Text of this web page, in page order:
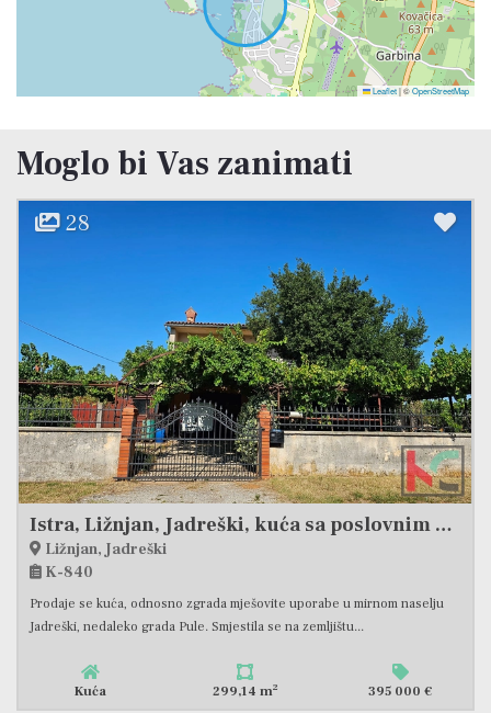
Leaflet|©OpenStreetMap
Moglo bi Vas zanimati
22
457 000 € -21 %
ISTRA, BRTONIGLA, KVALITETNO OBNOVLJENA KUĆA U SRCU ISTRE, #PRODAJA
Brtonigla
K-1015
U samom središtu pitoresknog istarskog mjesta nalazi se ova predivna
kamena obiteljska kuća, temeljito obnovljena 1997....
Kuća 175,00 m2 480 000 €